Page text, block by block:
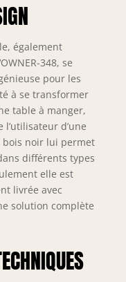
table à
ET
de haute
de
pour
et sans
bois et les
de la
un
en
fermée :
"x 39.4
également
348, se
pour les
à se transformer
table à manger,
d’une
bois noir lui permet
différents types
elle est
livrée avec
solution complète